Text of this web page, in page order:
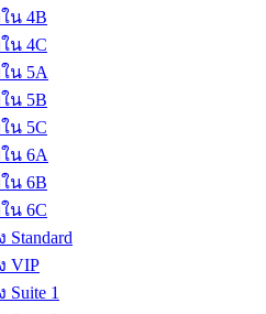
น 4B
น 4C
น 5A
น 5B
น 5C
น 6A
น 6B
น 6C
VIP
1